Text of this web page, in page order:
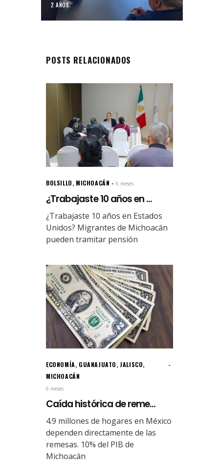
2 AÑOS.
POSTS RELACIONADOS
BOLSILLO, MICHOACÁN 6 meses.
¿Trabajaste 10 años en ...
¿Trabajaste 10 años en Estados
Unidos? Migrantes de Michoacán
pueden tramitar pensión
ECONOMÍA, GUANAJUATO, JALISCO,
MICHOACÁN
6 meses.
Caída histórica de reme...
4.9 millones de hogares en México
dependen directamente de las
remesas. 10% del PIB de
Michoacán